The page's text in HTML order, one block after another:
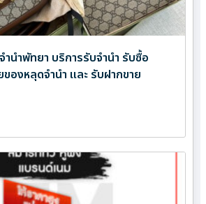
นำพัทยา บริการรับจำนำ รับซื้อ
องหลุดจำนำ และ รับฝากขาย